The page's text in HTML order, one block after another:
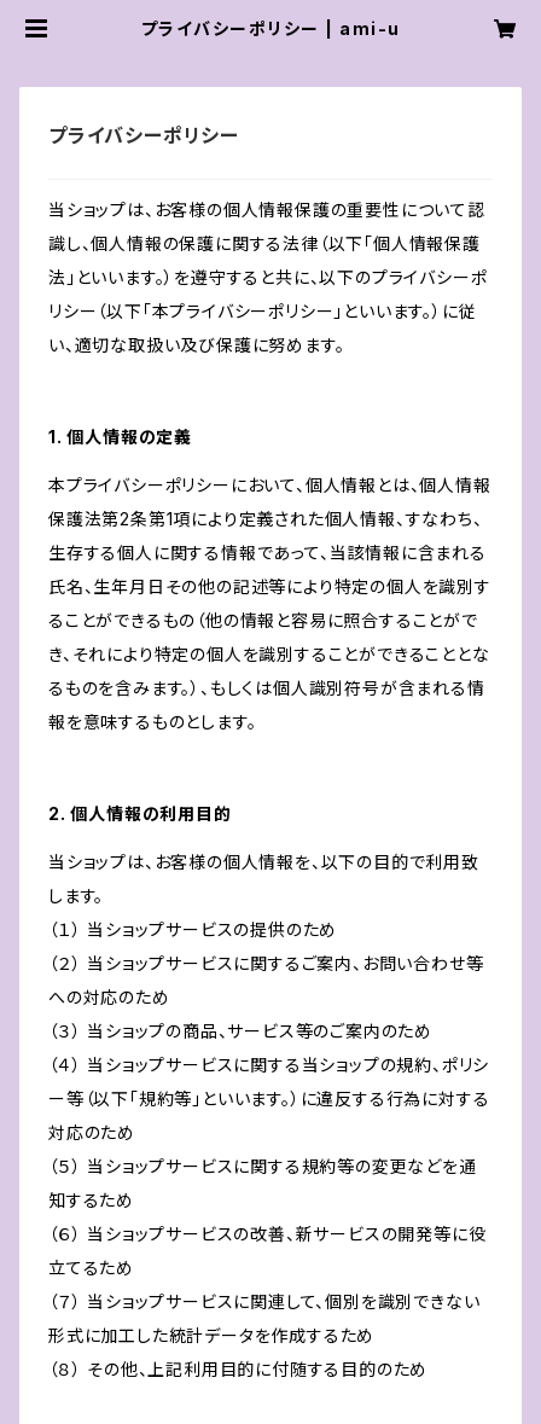
プライバシーポリシー | ami-u
プライバシーポリシー
当ショップは、お客様の個人情報保護の重要性について認
識し、個人情報の保護に関する法律（以下「個人情報保護
法」といいます。）を遵守すると共に、以下のプライバシーポ
リシー（以下「本プライバシーポリシー」といいます。）に従
い、適切な取扱い及び保護に努めます。
1. 個人情報の定義
本プライバシーポリシーにおいて、個人情報とは、個人情報
保護法第2条第1項により定義された個人情報、すなわち、
生存する個人に関する情報であって、当該情報に含まれる
氏名、生年月日その他の記述等により特定の個人を識別す
ることができるもの（他の情報と容易に照合することがで
き、それにより特定の個人を識別することができることとな
るものを含みます。）、もしくは個人識別符号が含まれる情
報を意味するものとします。
2. 個人情報の利用目的
当ショップは、お客様の個人情報を、以下の目的で利用致
します。
（１） 当ショップサービスの提供のため
（２） 当ショップサービスに関するご案内、お問い合わせ等
への対応のため
（３） 当ショップの商品、サービス等のご案内のため
（４） 当ショップサービスに関する当ショップの規約、ポリシ
ー等（以下「規約等」といいます。）に違反する行為に対する
対応のため
（５） 当ショップサービスに関する規約等の変更などを通
知するため
（６） 当ショップサービスの改善、新サービスの開発等に役
立てるため
（７） 当ショップサービスに関連して、個別を識別できない
形式に加工した統計データを作成するため
（８） その他、上記利用目的に付随する目的のため